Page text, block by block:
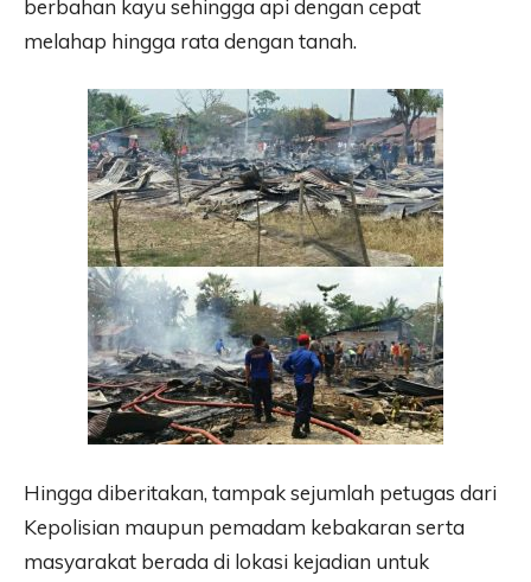
berbahan kayu sehingga api dengan cepat
melahap hingga rata dengan tanah.
Hingga diberitakan, tampak sejumlah petugas dari
Kepolisian maupun pemadam kebakaran serta
masyarakat berada di lokasi kejadian untuk